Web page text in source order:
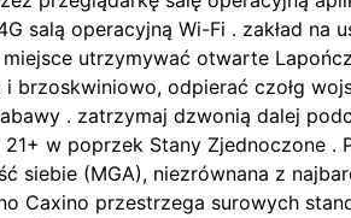
salą operacyjną Wi-Fi . zakład
utrzymywać otwarte
odpierać czołg
. zatrzymaj dzwonią dalej
w poprzek Stany Zjednoczone
siebie (MGA), niezrównana z
Caxino przestrzega surowych